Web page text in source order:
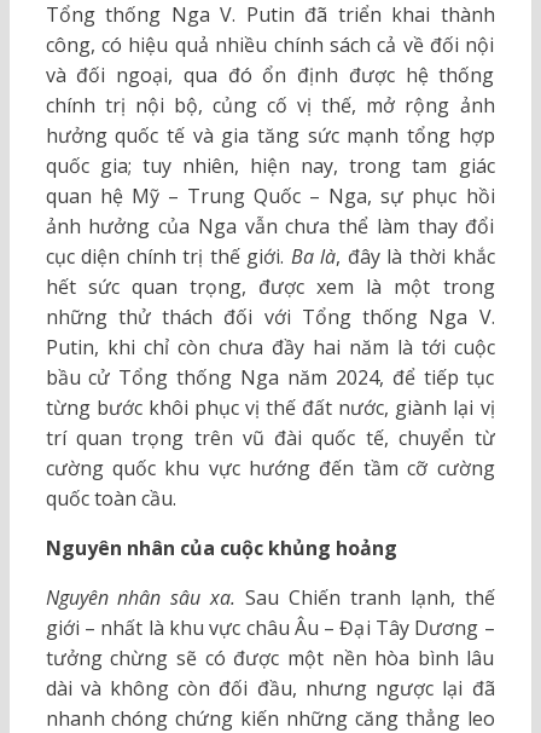
Tổng thống Nga V. Putin đã triển khai thành
công, có hiệu quả nhiều chính sách cả về đối nội
và đối ngoại, qua đó ổn định được hệ thống
chính trị nội bộ, củng cố vị thế, mở rộng ảnh
hưởng quốc tế và gia tăng sức mạnh tổng hợp
quốc gia; tuy nhiên, hiện nay, trong tam giác
quan hệ Mỹ – Trung Quốc – Nga, sự phục hồi
ảnh hưởng của Nga vẫn chưa thể làm thay đổi
cục diện chính trị thế giới. Ba là, đây là thời khắc
hết sức quan trọng, được xem là một trong
những thử thách đối với Tổng thống Nga V.
Putin, khi chỉ còn chưa đầy hai năm là tới cuộc
bầu cử Tổng thống Nga năm 2024, để tiếp tục
từng bước khôi phục vị thế đất nước, giành lại vị
trí quan trọng trên vũ đài quốc tế, chuyển từ
cường quốc khu vực hướng đến tầm cỡ cường
quốc toàn cầu.
Nguyên nhân của cuộc khủng hoảng
Nguyên nhân sâu xa. Sau Chiến tranh lạnh, thế
giới – nhất là khu vực châu Âu – Đại Tây Dương –
tưởng chừng sẽ có được một nền hòa bình lâu
dài và không còn đối đầu, nhưng ngược lại đã
nhanh chóng chứng kiến những căng thẳng leo